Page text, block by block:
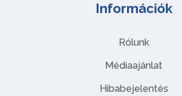
Információk
Rólunk
Médiaajánlat
Hibabejelentés